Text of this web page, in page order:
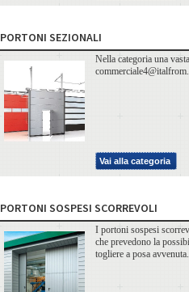
PORTONI SEZIONALI
Nella categoria una
Vai alla categoria
PORTONI SOSPESI SCORREVOLI
I portoni sospesi
che prevedono la
togliere a posa avvenuta.